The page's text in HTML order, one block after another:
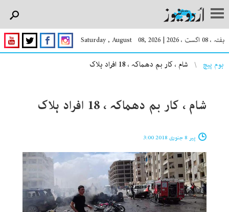
ہفتہ ، 08 اگست ، 2026 |
Saturday , August 08, 2026
You are here
ہوم پیچ شام ، کار بم دھماکہ ، 18 افراد ہلاک
شام ، کار بم دھماکہ ، 18 افراد ہلاک
پیر 8 جنوری 2018 3:00